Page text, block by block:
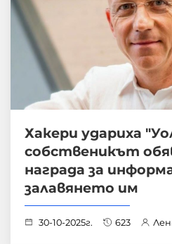
Хакери удариха
собственикът
награда за
залавянето им
30-10-2025г. 623